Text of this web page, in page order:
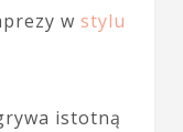
w stylu
istotną